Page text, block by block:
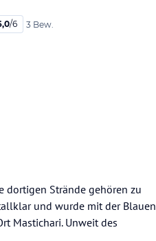
/6 3 Bew.
dortigen Strände gehören zu
und wurde mit der Blauen
Mastichari. Unweit des